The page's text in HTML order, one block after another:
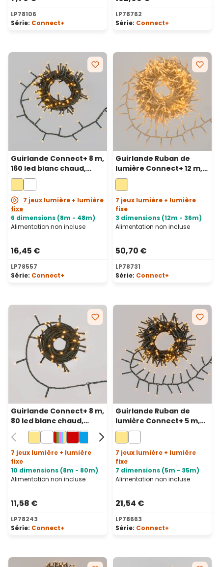
LP78106
Série: Connect+
LP78762
Série: Connect+
Guirlande Connect+ 8 m,
160 led blanc chaud,
câble vert, prolongeable
7 jeux lumière + lumière
fixe
6 dimensions (8m - 48m)
Alimentation non incluse
16,45 €
LP78557
Série: Connect+
Guirlande Ruban de
lumière Connect+ 12 m,
600 led blanc chaud,
câble transparent,
prolongeable
7 jeux lumière + lumière
fixe
3 dimensions (12m - 36m)
Alimentation non incluse
50,70 €
LP78731
Série: Connect+
Guirlande Connect+ 8 m,
80 led blanc chaud,
câble vert, prolongeable
7 jeux lumière + lumière
fixe
10 dimensions (8m - 80m)
Alimentation non incluse
11,58 €
LP78243
Série: Connect+
Guirlande Ruban de
lumière Connect+ 5 m,
250 led blanc chaud,
câble vert, prolongeable
7 jeux lumière + lumière
fixe
7 dimensions (5m - 35m)
Alimentation non incluse
21,54 €
LP78663
Série: Connect+